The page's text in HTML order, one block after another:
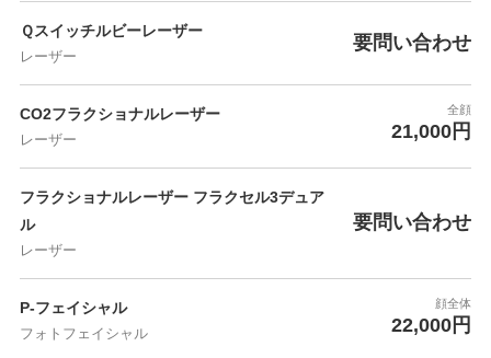
Ｑスイッチルビーレーザー
レーザー
要問い合わせ
CO2フラクショナルレーザー
レーザー
全顔
21,000円
フラクショナルレーザー フラクセル3デュア
ル
レーザー
要問い合わせ
P-フェイシャル
フォトフェイシャル
顔全体
22,000円